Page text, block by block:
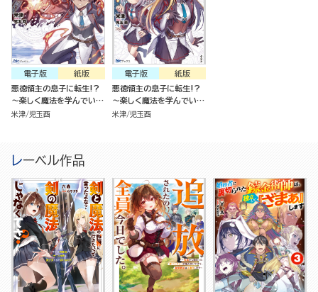
紙版
電子版
悪徳領主の息子に転生!?
～楽しく魔法を学んでいた
ら、汚名を返上してました
米津 児玉酉
紙版
電子版
悪徳領主の息子に転生!?
～楽しく魔法を学んでいた
ら、汚名を返上してました
米津 児玉酉
レーベル作品